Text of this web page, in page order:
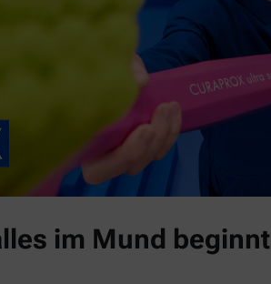
im Mund beginnt